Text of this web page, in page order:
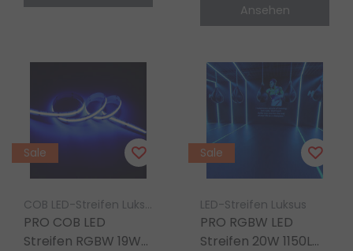
Ansehen
Sale
COB LED-Streifen Luksus
PRO COB LED
Streifen RGBW 19W
Sale
LED-Streifen Luksus
PRO RGBW LED
Streifen 20W 1150LM